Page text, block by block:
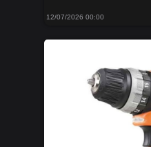
12/07/2026 00:00